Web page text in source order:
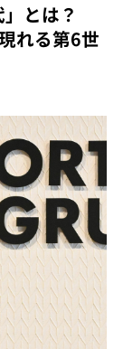
とは？
れる第6世